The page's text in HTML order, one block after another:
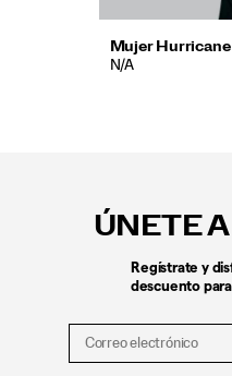
Mujer
N/A
ÚNETE
Regístrate y
descuento